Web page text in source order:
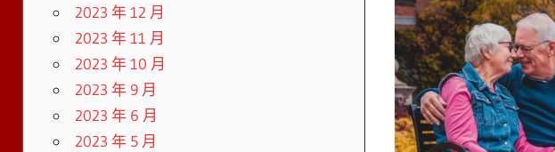
2023 年 12 月
2023 年 11 月
2023 年 10 月
2023 年 9 月
2023 年 6 月
2023 年 5 月